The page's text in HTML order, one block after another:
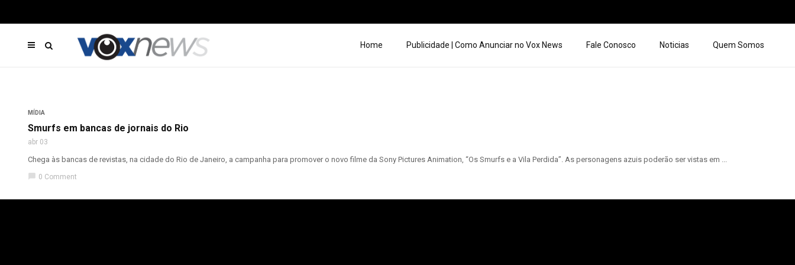
Home Publicidade | Como Anunciar no Vox News Fale Conosco Noticias Quem Somos
MÍDIA
Smurfs em bancas de jornais do Rio
abr 03
Chega às bancas de revistas, na cidade do Rio de Janeiro, a campanha para promover o novo filme da Sony Pictures Animation, “Os Smurfs e a Vila Perdida”. As personagens azuis poderão ser vistas em ...
chat_bubble 0 Comment